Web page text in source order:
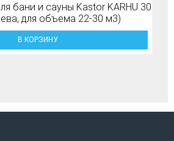
бани и сауны Kastor KARHU 30
для объема 22-30 м3)
В КОРЗИНУ